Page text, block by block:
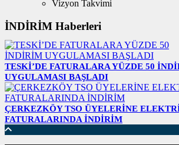
Vizyon Takvimi
İNDİRİM Haberleri
TESKİ’DE FATURALARA YÜZDE 50
UYGULAMASI BAŞLADI
ÇERKEZKÖY TSO ÜYELERİNE
FATURALARINDA İNDİRİM